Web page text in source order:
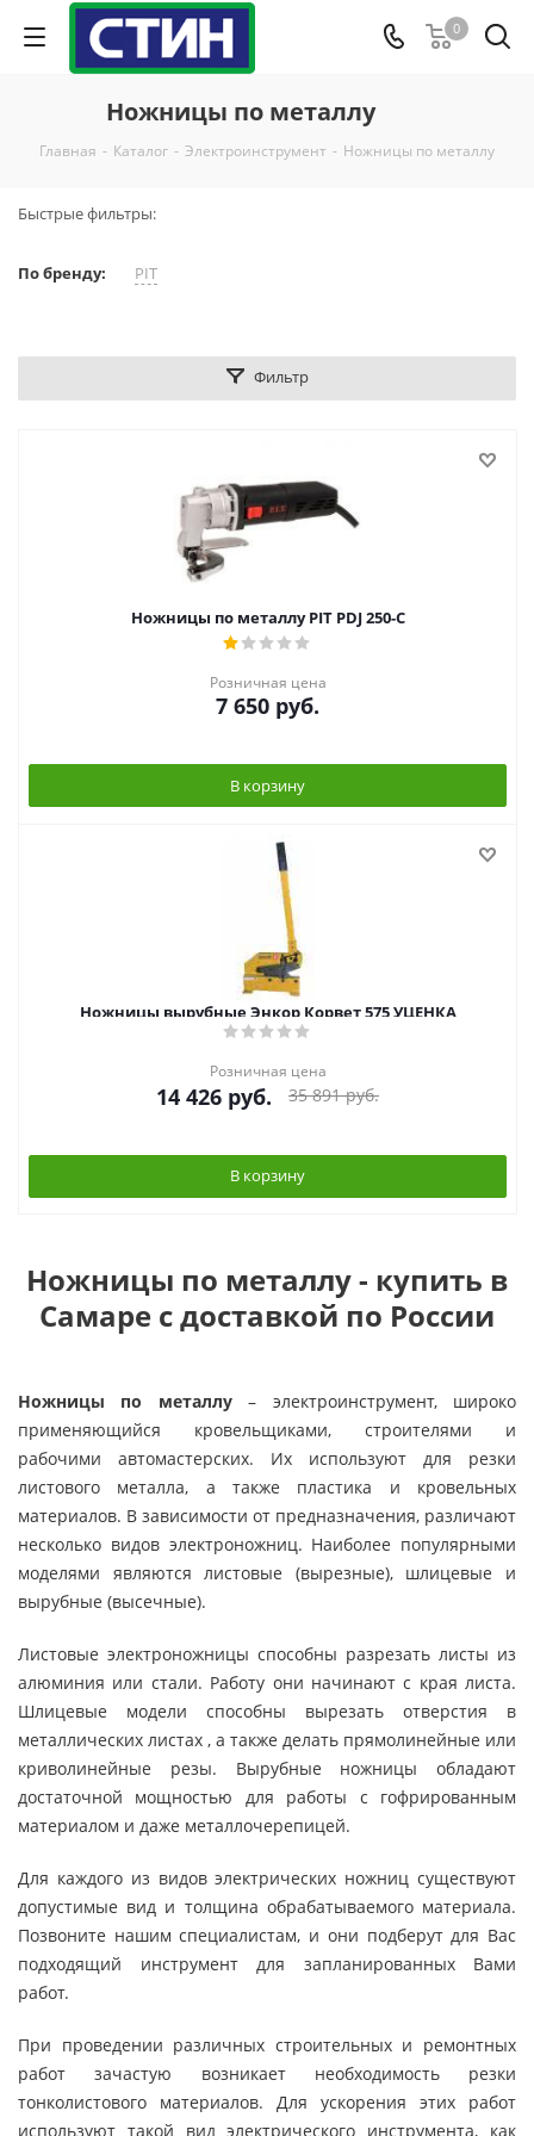
0
Ножницы по металлу
Главная - Каталог - Электроинструмент - Ножницы по металлу
Быстрые фильтры:
По бренду: PIT
Фильтр
Ножницы по металлу PIT PDJ 250-C
Розничная цена
7 650 руб.
В корзину
Ножницы вырубные Энкор Корвет 575 УЦЕНКА
Розничная цена
14 426 руб. 35 891руб.
В корзину
Ножницы по металлу - купить в
Самаре с доставкой по России
Ножницы по металлу– электроинструмент, широко
применяющийся кровельщиками, строителями и
рабочими автомастерских. Их используют для резки
листового металла, а также пластика и кровельных
материалов. В зависимости от предназначения, различают
несколько видов электроножниц. Наиболее популярными
моделями являются листовые (вырезные), шлицевые и
вырубные (высечные).
Листовые электроножницы способны разрезать листы из
алюминия или стали. Работу они начинают с края листа.
Шлицевые модели способны вырезать отверстия в
металлических листах , а также делать прямолинейные или
криволинейные резы. Вырубные ножницы обладают
достаточной мощностью для работы с гофрированным
материалом и даже металлочерепицей.
Для каждого из видов электрических ножниц существуют
допустимые вид и толщина обрабатываемого материала.
Позвоните нашим специалистам, и они подберут для Вас
подходящий инструмент для запланированных Вами
работ.
При проведении различных строительных и ремонтных
работ зачастую возникает необходимость резки
тонколистового материалов. Для ускорения этих работ
используют такой вид электрического инструмента, как